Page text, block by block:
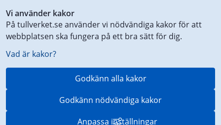
Vi använder kakor
På tullverket.se använder vi nödvändiga kakor för att
webbplatsen ska fungera på ett bra sätt för dig.
Vad är kakor?
Godkänn alla kakor
Godkänn nödvändiga kakor
Anpassa inställningar
till
innehåll
på
aktuell